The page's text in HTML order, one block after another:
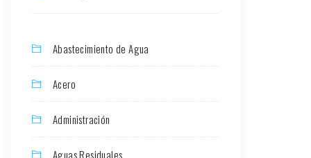
Abastecimiento de Agua
Acero
Administración
Aguas Residuales